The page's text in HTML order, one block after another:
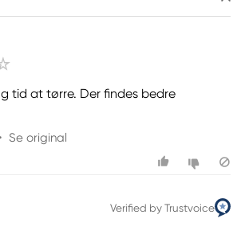
tid at tørre. Der findes bedre
• Se original
Verified by Trustvoice